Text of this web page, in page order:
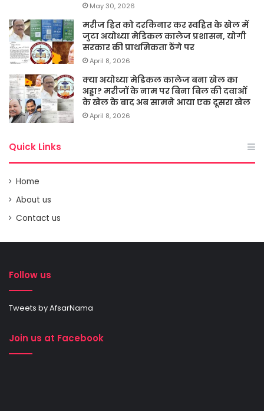
May 30, 2026
मरीज हित को दरकिनार कर स्वहित के खेल में
जुटा अयोध्या मेडिकल कालेज प्रशासन, योगी
सरकार की प्राथमिकता ठेंगे पर
April 8, 2026
क्या अयोध्या मेडिकल कालेज बना खेल का
अड्डा? मरीजों के नाम पर बिना बिल की दवाओं
के खेल के बाद अब सामने आया एक दूसरा खेल
April 8, 2026
Quick Links
Home
About us
Contact us
Follow us
Tweets by AfsarNama
Join us at Facebook